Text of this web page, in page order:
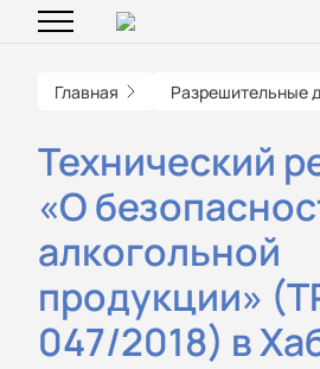
Главная Разрешительные
Технический
«О
алкогольной
продукции»
047/2018) в